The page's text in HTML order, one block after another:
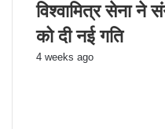
​विश्वामित्र सेना ने
को दी नई गति
4 weeks ago